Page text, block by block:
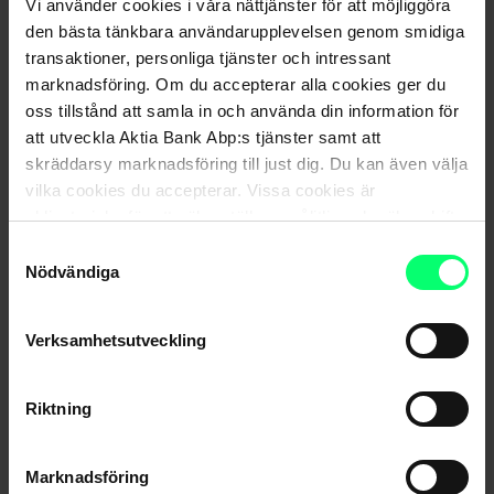
Vi använder cookies i våra nättjänster för att möjliggöra
den bästa tänkbara användarupplevelsen genom smidiga
transaktioner, personliga tjänster och intressant
marknadsföring. Om du accepterar alla cookies ger du
oss tillstånd att samla in och använda din information för
att utveckla Aktia Bank Abp:s tjänster samt att
skräddarsy marknadsföring till just dig. Du kan även välja
vilka cookies du accepterar. Vissa cookies är
obligatoriska för att säkerställa en pålitlig och säker drift
Nödvändiga
Verksamhetsutveckling
Riktning
Marknadsföring
Bedrägeriförsök på gång – ge aldrig ut dina uppgifter
per telefon, e-post eller sms